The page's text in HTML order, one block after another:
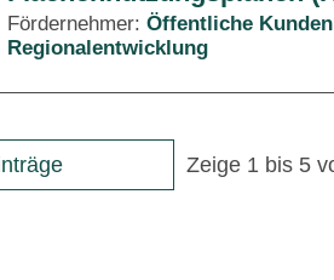
Fördernehmer: Öffentliche Kunden
Regionalentwicklung
Zeige 1 bis 5